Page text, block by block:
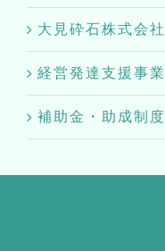
大見砕石株式会社
経営発達支援事業
補助金・助成制度